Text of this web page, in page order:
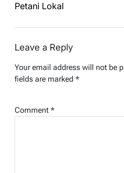
Petani Lokal
Leave a Reply
Your email address will not be
fields are marked *
Comment *